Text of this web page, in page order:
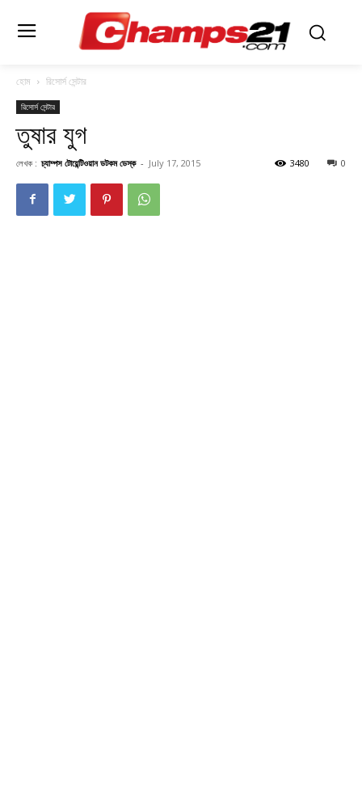
হোম রিসোর্স সেন্টার
রিসোর্স সেন্টার
তুষার যুগ
লেখক : চ্যাম্পস টোয়েন্টিওয়ান ডটকম ডেস্ক - July 17, 2015 0
3480